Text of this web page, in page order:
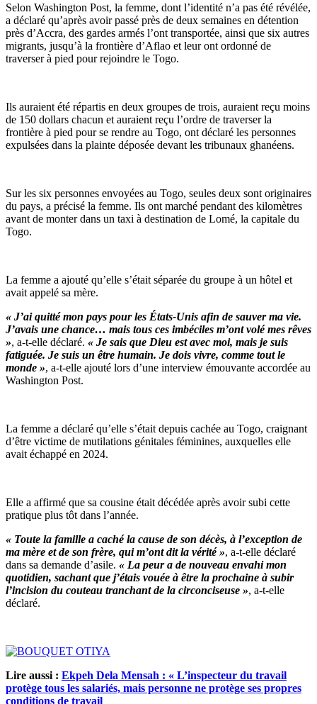
Selon Washington Post, la femme, dont l’identité n’a pas été révélée,
a déclaré qu’après avoir passé près de deux semaines en détention
près d’Accra, des gardes armés l’ont transportée, ainsi que six autres
migrants, jusqu’à la frontière d’Aflao et leur ont ordonné de
traverser à pied pour rejoindre le Togo.
Ils auraient été répartis en deux groupes de trois, auraient reçu moins
de 150 dollars chacun et auraient reçu l’ordre de traverser la
frontière à pied pour se rendre au Togo, ont déclaré les personnes
expulsées dans la plainte déposée devant les tribunaux ghanéens.
Sur les six personnes envoyées au Togo, seules deux sont originaires
du pays, a précisé la femme. Ils ont marché pendant des kilomètres
avant de monter dans un taxi à destination de Lomé, la capitale du
Togo.
La femme a ajouté qu’elle s’était séparée du groupe à un hôtel et
avait appelé sa mère.
« J’ai quitté mon pays pour les États-Unis afin de sauver ma vie.
J’avais une chance… mais tous ces imbéciles m’ont volé mes rêves
», a-t-elle déclaré. « Je sais que Dieu est avec moi, mais je suis
fatiguée. Je suis un être humain. Je dois vivre, comme tout le
monde », a-t-elle ajouté lors d’une interview émouvante accordée au
Washington Post.
La femme a déclaré qu’elle s’était depuis cachée au Togo, craignant
d’être victime de mutilations génitales féminines, auxquelles elle
avait échappé en 2024.
Elle a affirmé que sa cousine était décédée après avoir subi cette
pratique plus tôt dans l’année.
« Toute la famille a caché la cause de son décès, à l’exception de
ma mère et de son frère, qui m’ont dit la vérité », a-t-elle déclaré
dans sa demande d’asile. « La peur a de nouveau envahi mon
quotidien, sachant que j’étais vouée à être la prochaine à subir
l’incision du couteau tranchant de la circonciseuse », a-t-elle
déclaré.
Lire aussi : Ekpeh Dela Mensah : « L’inspecteur du travail
protège tous les salariés, mais personne ne protège ses propres
conditions de travail